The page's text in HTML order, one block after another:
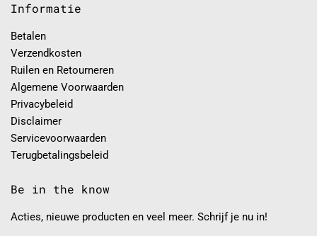
Informatie
Betalen
Verzendkosten
Ruilen en Retourneren
Algemene Voorwaarden
Privacybeleid
Disclaimer
Servicevoorwaarden
Terugbetalingsbeleid
Be in the know
Acties, nieuwe producten en veel meer. Schrijf je nu in!